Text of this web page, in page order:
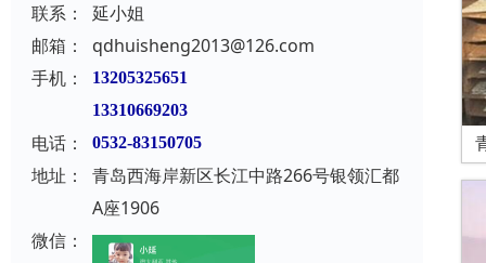
联系：
延小姐
邮箱：
qdhuisheng2013@126.com
手机：
13205325651
13310669203
电话： 0532-83150705
地址：
青岛西海岸新区长江中路266号银领汇都
A座1906
微信：